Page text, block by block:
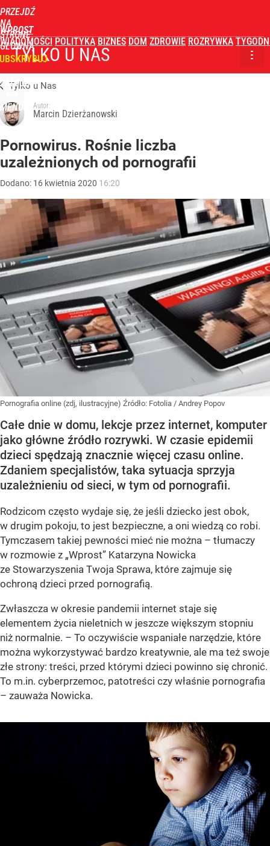
PRZEJDŹ
NA
STRONĘ
GŁÓWNĄ
WPROST
WIADOMOŚCI POLITYKA BIZNES DOM ZDROWIE ROZRYWKA
ZALOGUJ
MENU
TYLKO U NAS
Tylko u Nas
Autor:
Marcin Dzierżanowski
Pornowirus. Rośnie liczba
uzależnionych od pornografii
Dodano: 16 kwietnia 2020 16:20
Pornografia online (zdj, ilustracyjne) Źródło: Fotolia / Andrey Popov
Całe dnie w domu, lekcje przez internet, komputer
jako główne źródło rozrywki. W czasie epidemii
dzieci spędzają znacznie więcej czasu online.
Zdaniem specjalistów, taka sytuacja sprzyja
uzależnieniu od sieci, w tym od pornografii.
Rodzicom często wydaje się, że jeśli dziecko jest obok,
w drugim pokoju, to jest bezpieczne, a oni wiedzą co robi.
Tymczasem takiej pewności mieć nie można – tłumaczy
w rozmowie z „Wprost” Katarzyna Nowicka
ze Stowarzyszenia Twoja Sprawa, które zajmuje się
ochroną dzieci przed pornografią.
Zwłaszcza w okresie pandemii internet staje się
elementem życia nieletnich w jeszcze większym stopniu
niż normalnie. – To oczywiście wspaniałe narzędzie, które
można wykorzystywać bardzo kreatywnie, ale ma też swoje
złe strony: treści, przed którymi dzieci powinno się chronić.
To m.in. cyberprzemoc, patotreści czy właśnie pornografia
– zauważa Nowicka.